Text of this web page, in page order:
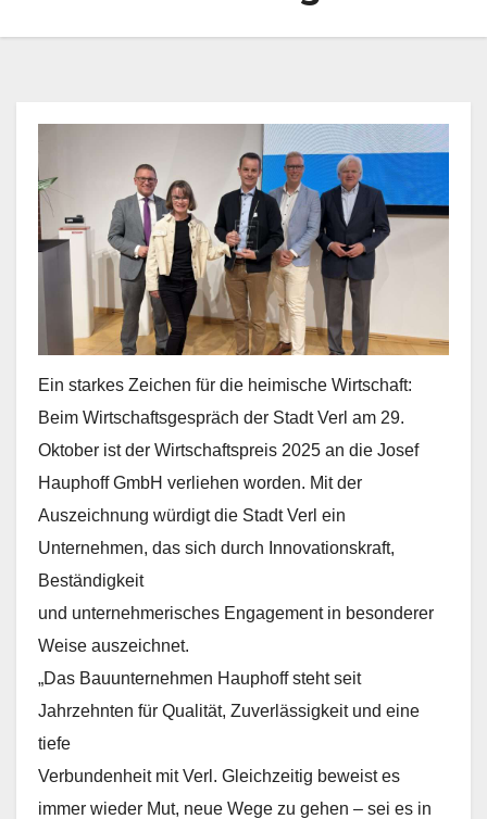
Ein starkes Zeichen für die heimische Wirtschaft:
Beim Wirtschaftsgespräch der Stadt Verl am 29.
Oktober ist der Wirtschaftspreis 2025 an die Josef
Hauphoff GmbH verliehen worden. Mit der
Auszeichnung würdigt die Stadt Verl ein
Unternehmen, das sich durch Innovationskraft,
Beständigkeit
und unternehmerisches Engagement in besonderer
Weise auszeichnet.
„Das Bauunternehmen Hauphoff steht seit
Jahrzehnten für Qualität, Zuverlässigkeit und eine
tiefe
Verbundenheit mit Verl. Gleichzeitig beweist es
immer wieder Mut, neue Wege zu gehen – sei es in